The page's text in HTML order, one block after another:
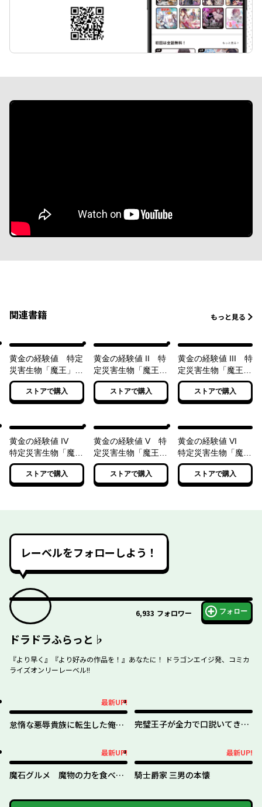
関連書籍 もっと見る
黄金の経験値 特定
災害生物「魔王」降
臨タイムアタック
ストアで購入
黄金の経験値 II 特
定災害生物「魔王」
進撃マルチプレイ
ストアで購入
黄金の経験値 III 特
定災害生物「魔王」
迷宮魔改造アップデ
ストアで購入
黄金の経験値 IV
特定災害生物「魔
王」配下融合アルケ
ストアで購入
黄金の経験値 V 特
定災害生物「魔王」
災厄激突ソロレイド
ストアで購入
黄金の経験値 VI
特定災害生物「魔
王」暗躍マグナメル
ストアで購入
レーベルをフォローしよう！
6,933 フォロワー フォロー
ドラドラふらっと♭
『より早く』『より好みの作品を！』あなたに！ ドラゴンエイジ発、コミカ
ライズオンリーレーベル!!
最新UP!
怠惰な悪辱貴族に転生した俺、
完璧王子が全力で口説いてきま
最新UP!
魔石グルメ 魔物の力を食べた
最新UP!
騎士爵家 三男の本懐